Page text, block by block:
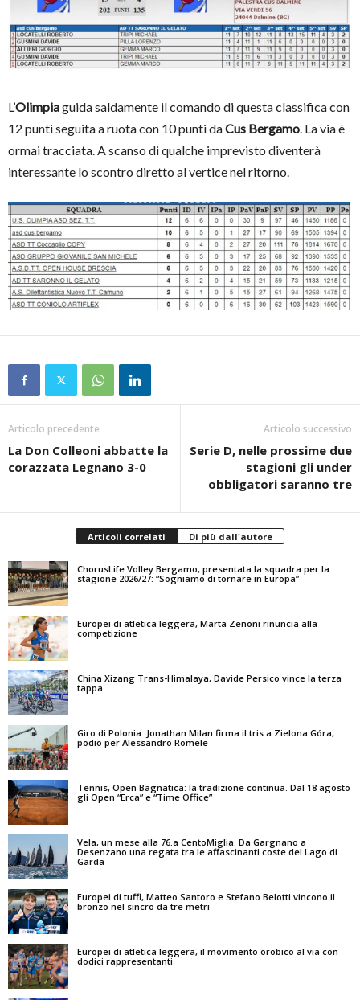
L’Olimpiaguida saldamente il comando di questa classifica con
12 punti seguita a ruota con 10 punti daCus Bergamo. La via è
ormai tracciata. A scanso di qualche imprevisto diventerà
interessante lo scontro diretto al vertice nel ritorno.
Articolo precedente
La Don Colleoni abbatte la
corazzata Legnano 3-0
Articolo successivo
Serie D, nelle prossime due
stagioni gli under
obbligatori saranno tre
Articoli correlati Di più dall'autore
ChorusLife Volley Bergamo, presentata la squadra per la
stagione 2026/27: “Sogniamo di tornare in Europa”
Europei di atletica leggera, Marta Zenoni rinuncia alla
competizione
China Xizang Trans-Himalaya, Davide Persico vince la terza
tappa
Giro di Polonia: Jonathan Milan firma il tris a Zielona Góra,
podio per Alessandro Romele
Tennis, Open Bagnatica: la tradizione continua. Dal 18 agosto
gli Open “Erca” e “Time Office”
Vela, un mese alla 76.a CentoMiglia. Da Gargnano a
Desenzano una regata tra le affascinanti coste del Lago di
Garda
Europei di tuffi, Matteo Santoro e Stefano Belotti vincono il
bronzo nel sincro da tre metri
Europei di atletica leggera, il movimento orobico al via con
dodici rappresentanti